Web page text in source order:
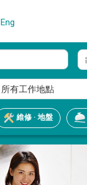
Eng
所有工作地點
維修 · 地盤